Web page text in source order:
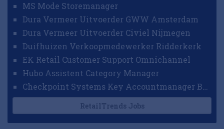
MS Mode Storemanager
Dura Vermeer Uitvoerder GWW Amsterdam
Dura Vermeer Uitvoerder Civiel Nijmegen
Duifhuizen Verkoopmedewerker Ridderkerk
EK Retail Customer Support Omnichannel
Hubo Assistent Category Manager
Checkpoint Systems Key Accountmanager Benelux
RetailTrends Jobs